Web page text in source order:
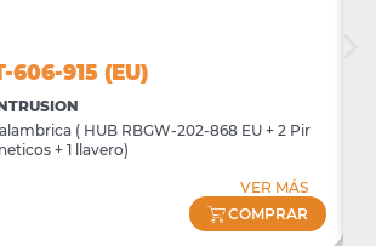
606-915 (EU)
( HUB RBGW-202-868 EU + 2 Pir
+ 1 llavero)
VER MÁS
COMPRAR